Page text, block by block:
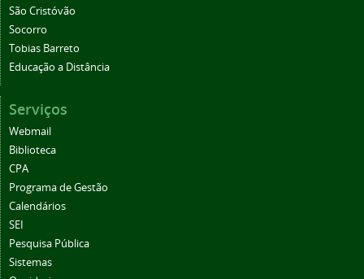
São Cristóvão
Socorro
Tobias Barreto
Educação a Distância
Serviços
Webmail
Biblioteca
CPA
Programa de Gestão
Calendários
SEI
Pesquisa Pública
Sistemas